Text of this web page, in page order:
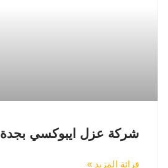
شركة عزل ايبوكسي بجدة 0538587301
قرائة المزيد »